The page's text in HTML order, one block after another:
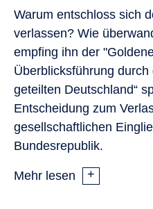
Warum entschloss sich
verlassen? Wie
empfing ihn der
Überblicksführung durch
geteilten Deutschland“
Entscheidung zum
gesellschaftlichen
Bundesrepublik.
Mehr lesen